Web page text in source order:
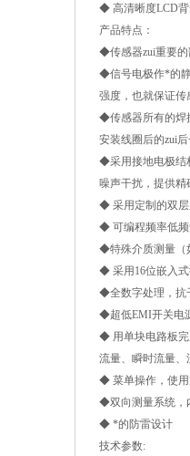
◆ 高清晰度LCD
产品特点：
◆传感器zui重要的
◆信号电极作*的
强度，也就保证
◆传感器所有的焊
安装线圈后的zui
◆采用接地电极结
噪声干扰，提供精
◆ 采用定制的双
◆ 可编程频率低频
◆特殊介质测量（
◆ 采用16位嵌入
◆全数字处理，抗
◆超低EMI开关电
◆ 用单块电路板完
流量、瞬时流量
◆ 菜单操作，使
◆双向测量系统，
◆ *的防雷设计
技术参数: